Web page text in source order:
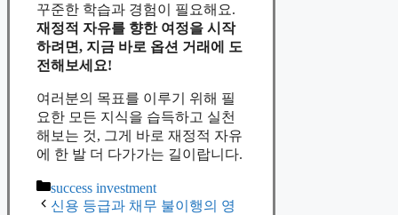
꾸준한 학습과 경험이 필요해요.
재정적 자유를 향한 여정을 시작
하려면, 지금 바로 옵션 거래에 도
전해보세요!
여러분의 목표를 이루기 위해 필
요한 모든 지식을 습득하고 실천
해보는 것, 그게 바로 재정적 자유
에 한 발 더 다가가는 길이랍니다.
Categories
success investment
신용 등급과 채무 불이행의 영